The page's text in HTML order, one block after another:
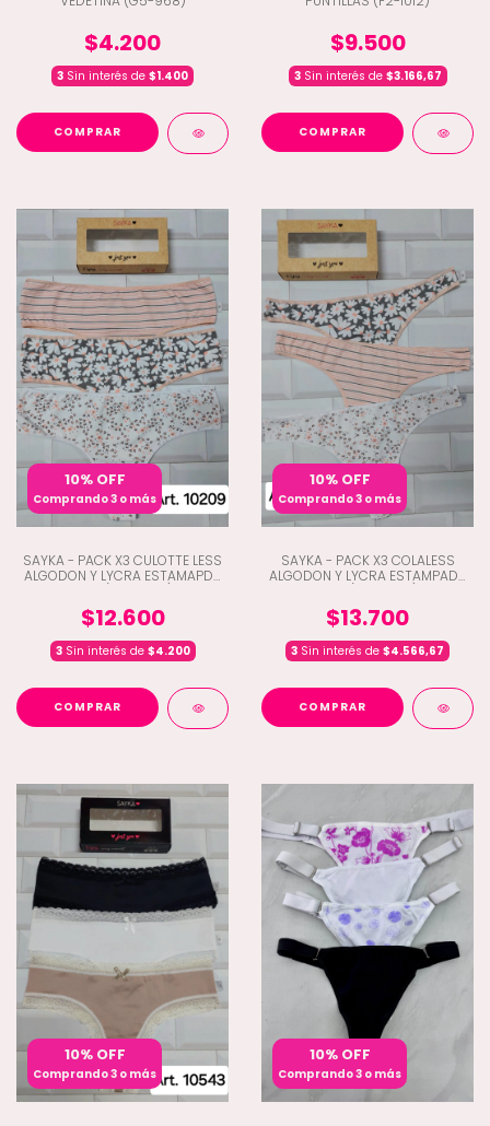
$4.200
3 Sin interés de $1.400
COMPRAR
$9.500
3Sin interés de $3.166,67
COMPRAR
10% OFF
Comprando 3 o más
SAYKA - PACK X3 CULOTTE LESS
ALGODON Y LYCRA ESTAMAPDA
$12.600
3Sin interés de $4.200
COMPRAR
10% OFF
Comprando 3 o más
SAYKA - PACK X3 COLALESS
ALGODON Y LYCRA ESTAMPADA
$13.700
3 Sin interés de $4.566,67
COMPRAR
10% OFF
Comprando 3 o más
10% OFF
Comprando 3 o más